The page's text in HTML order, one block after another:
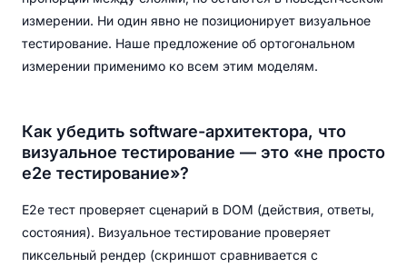
измерении. Ни один явно не позиционирует визуальное
тестирование. Наше предложение об ортогональном
измерении применимо ко всем этим моделям.
Как убедить software-архитектора, что
визуальное тестирование — это «не просто
e2e тестирование»?
E2e тест проверяет сценарий в DOM (действия, ответы,
состояния). Визуальное тестирование проверяет
пиксельный рендер (скриншот сравнивается с